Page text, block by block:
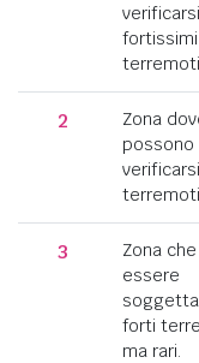
verificarsi
fortissimi
2
Zona
possono
3
Zona
essere
forti
ma rari.